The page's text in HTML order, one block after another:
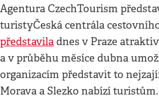
Agentura CzechTourism
turistyČeská centrála
představiladnes v Praze
a v průběhu měsíce dubna
organizacím představit to
Morava a Slezko nabízí